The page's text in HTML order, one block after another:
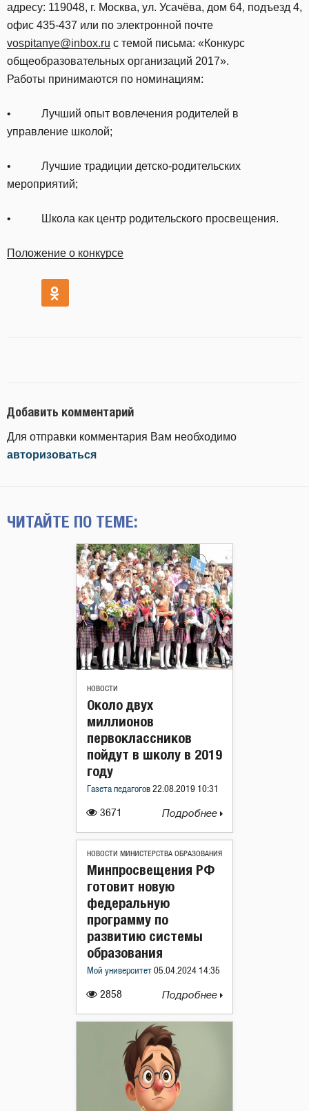
адресу: 119048, г. Москва, ул. Усачёва, дом 64, подъезд 4,
офис 435-437 или по электронной почте
vospitanye@inbox.ru с темой письма: «Конкурс
общеобразовательных организаций 2017».
Работы принимаются по номинациям:
• Лучший опыт вовлечения родителей в
управление школой;
• Лучшие традиции детско-родительских
мероприятий;
• Школа как центр родительского просвещения.
Положение о конкурсе
Добавить комментарий
Для отправки комментария Вам необходимо
авторизоваться
ЧИТАЙТЕ ПО ТЕМЕ:
НОВОСТИ
3671
Около двух
миллионов
первоклассников
пойдут в школу в 2019
году
Газета педагогов 22.08.2019 10:31
Подробнее
НОВОСТИ МИНИСТЕРСТВА ОБРАЗОВАНИЯ
2858
Минпросвещения РФ
готовит новую
федеральную
программу по
развитию системы
образования
Мой университет 05.04.2024 14:35
Подробнее